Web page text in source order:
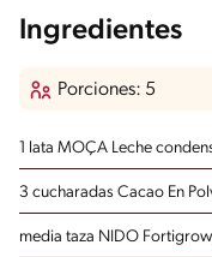
Ingredientes
Porciones: 5
1 lata MOÇA Leche
3 cucharadas Cacao En
media taza NIDO Fortigrow